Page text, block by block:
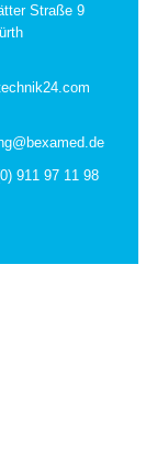
Straße 9
911 97 11 98